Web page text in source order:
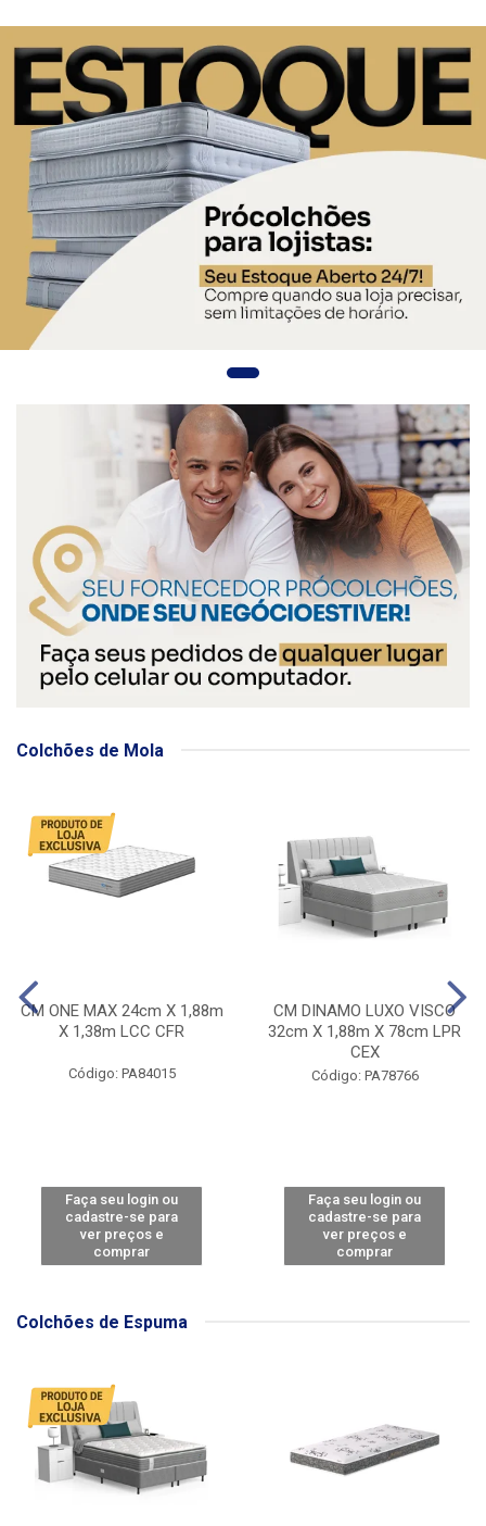
Colchões de Mola
CM ONE MAX 24cm X 1,88m
X 1,38m LCC CFR
Código: PA84015
Faça seu login ou
cadastre-se para
ver preços e
comprar
CM DINAMO LUXO VISCO
32cm X 1,88m X 78cm LPR
CEX
Código: PA78766
Faça seu login ou
cadastre-se para
ver preços e
comprar
Colchões de Espuma